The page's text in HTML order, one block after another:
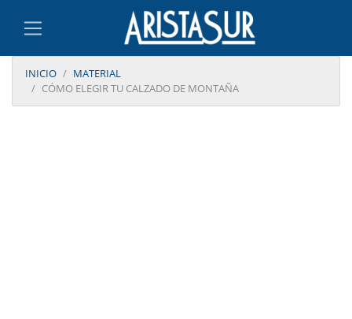
INICIO
MATERIAL
CÓMO ELEGIR TU CALZADO DE MONTAÑA